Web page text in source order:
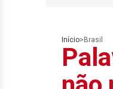
Início> Brasil